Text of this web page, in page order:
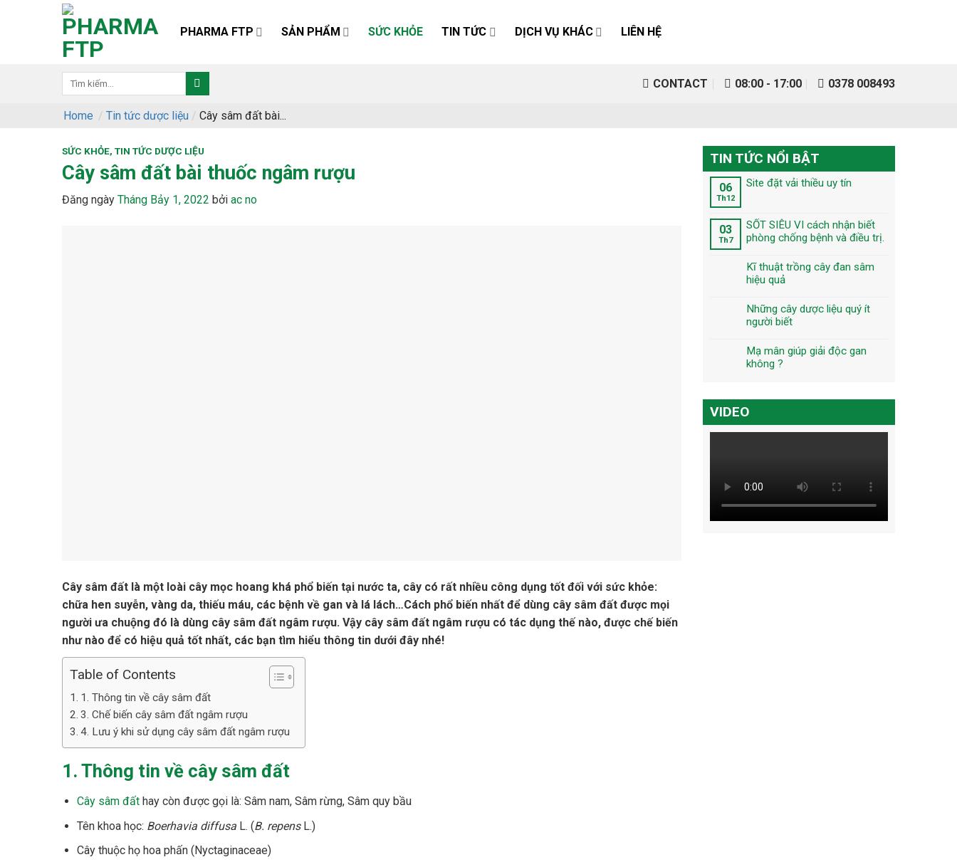
PHARMA FTP SẢN PHẨM SỨC KHỎE TIN TỨC DỊCH VỤ KHÁC LIÊN HỆ
CONTACT 08:00 - 17:00 0378 008493
Home / Tin tức dược liệu / Cây sâm đất bài...
SỨC KHỎE, TIN TỨC DƯỢC LIỆU
Cây sâm đất bài thuốc ngâm rượu
Đăng ngày Tháng Bảy 1, 2022 bởi ac no
Cây sâm đất là một loài cây mọc hoang khá phổ biến tại nước ta, cây có rất nhiều công dụng tốt đối với sức khỏe:
chữa hen suyễn, vàng da, thiếu máu, các bệnh về gan và lá lách…Cách phổ biến nhất để dùng cây sâm đất được mọi
người ưa chuộng đó là dùng cây sâm đất ngâm rượu. Vậy cây sâm đất ngâm rượu có tác dụng thế nào, được chế biến
như nào để có hiệu quả tốt nhất, các bạn tìm hiểu thông tin dưới đây nhé!
Table of Contents
1. Thông tin về cây sâm đất
3. Chế biến cây sâm đất ngâm rượu
4. Lưu ý khi sử dụng cây sâm đất ngâm rượu
1. Thông tin về cây sâm đất
Cây sâm đấthay còn được gọi là: Sâm nam, Sâm rừng, Sâm quy bầu
Tên khoa học: Boerhavia diffusaL. (B. repensL.)
Cây thuộc họ hoa phấn (Nyctaginaceae)
TIN TỨC NỔI BẬT
06
Th12
Site đặt vải thiều uy tín
03
Th7
SỐT SIÊU VI cách nhận biết
phòng chống bệnh và điều trị.
Kĩ thuật trồng cây đan sâm
hiệu quả
Những cây dược liệu quý ít
người biết
Mạ mân giúp giải độc gan
không ?
VIDEO